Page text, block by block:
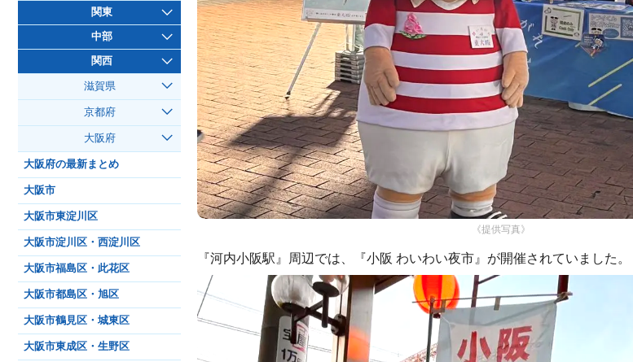
《提供写真》
『河内小阪駅』周辺では、『小阪 わいわい夜市』が開催されていました。
関東
中部
関西
滋賀県
京都府
大阪府
大阪府の最新まとめ
大阪市
大阪市東淀川区
大阪市淀川区・西淀川区
大阪市福島区・此花区
大阪市都島区・旭区
大阪市鶴見区・城東区
大阪市東成区・生野区